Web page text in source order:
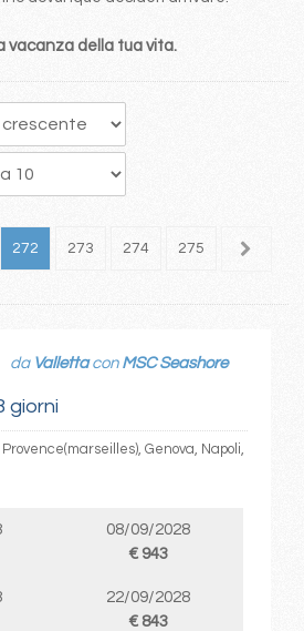
vacanza della tua vita.
272 273 274 275 276
giorni
da Vallettacon MSC Seashore
Genova, Napoli,
08/09/2028
€ 943
22/09/2028
€ 843